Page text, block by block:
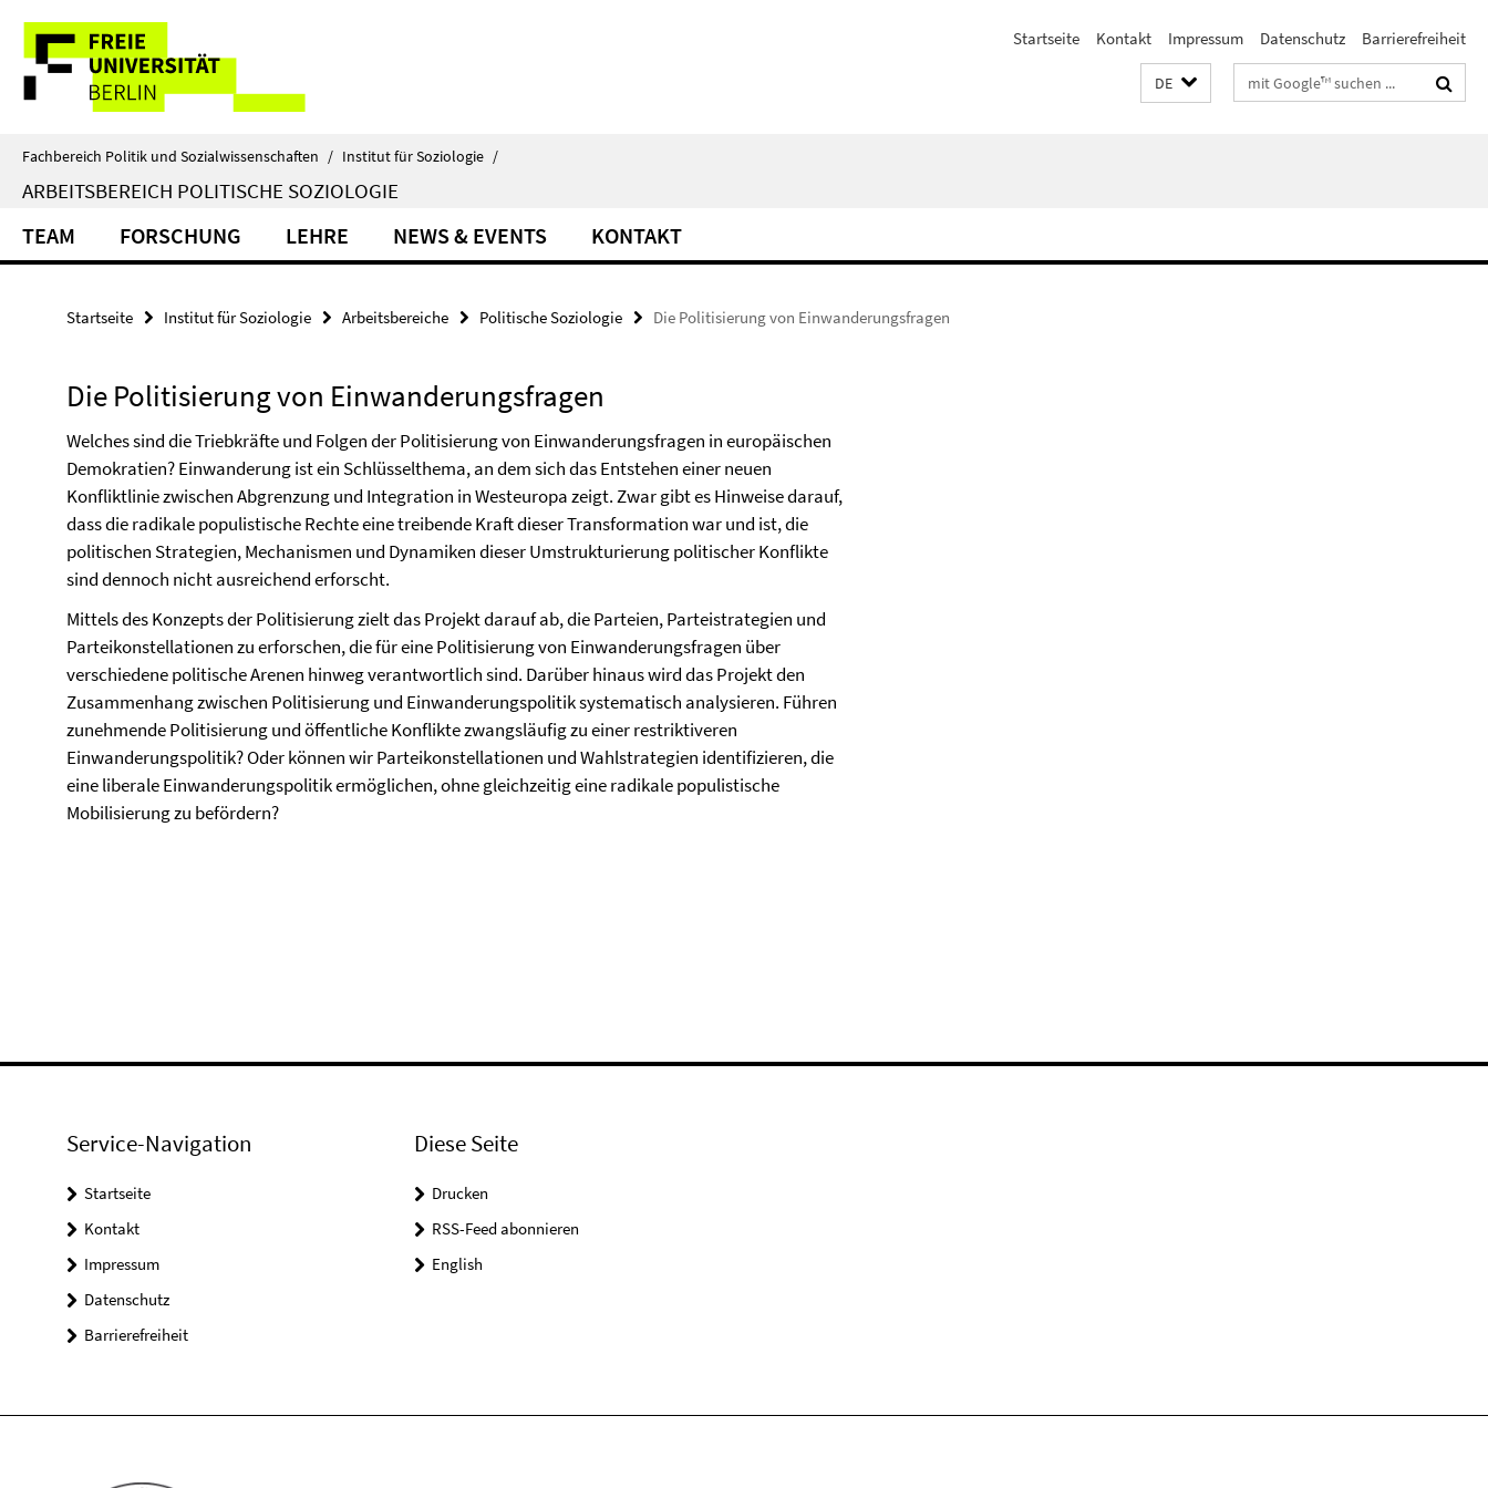
direkt
Inhalt
Service-
Navigation
Startseite Kontakt Impressum Datenschutz Barrierefreiheit
DE Suchbegriffe
Fachbereich Politik und Sozialwissenschaften / Institut für Soziologie /
ARBEITSBEREICH POLITISCHE SOZIOLOGIE
TEAM FORSCHUNG LEHRE NEWS & EVENTS KONTAKT
Startseite Institut für Soziologie Arbeitsbereiche Politische Soziologie Die Politisierung von Einwanderungsfragen
Die Politisierung von Einwanderungsfragen
Welches sind die Triebkräfte und Folgen der Politisierung von Einwanderungsfragen in europäischen
Demokratien? Einwanderung ist ein Schlüsselthema, an dem sich das Entstehen einer neuen
Konfliktlinie zwischen Abgrenzung und Integration in Westeuropa zeigt. Zwar gibt es Hinweise darauf,
dass die radikale populistische Rechte eine treibende Kraft dieser Transformation war und ist, die
politischen Strategien, Mechanismen und Dynamiken dieser Umstrukturierung politischer Konflikte
sind dennoch nicht ausreichend erforscht.
Mittels des Konzepts der Politisierung zielt das Projekt darauf ab, die Parteien, Parteistrategien und
Parteikonstellationen zu erforschen, die für eine Politisierung von Einwanderungsfragen über
verschiedene politische Arenen hinweg verantwortlich sind. Darüber hinaus wird das Projekt den
Zusammenhang zwischen Politisierung und Einwanderungspolitik systematisch analysieren. Führen
zunehmende Politisierung und öffentliche Konflikte zwangsläufig zu einer restriktiveren
Einwanderungspolitik? Oder können wir Parteikonstellationen und Wahlstrategien identifizieren, die
eine liberale Einwanderungspolitik ermöglichen, ohne gleichzeitig eine radikale populistische
Mobilisierung zu befördern?
Service-Navigation
Startseite
Kontakt
Impressum
Datenschutz
Barrierefreiheit
Diese Seite
Drucken
RSS-Feed abonnieren
English